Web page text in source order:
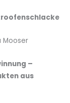
Mooser
–
aus